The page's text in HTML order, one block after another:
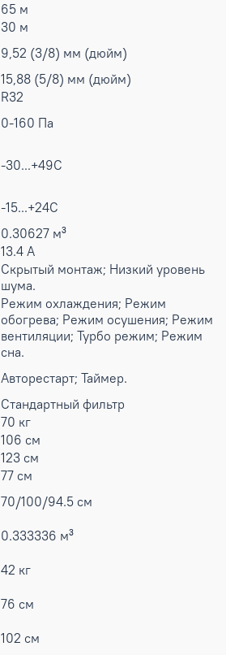
65 м
30 м
9,52 (3/8) мм (дюйм)
15,88 (5/8) мм (дюйм)
R32
0-160 Па
-30...+49C
-15...+24C
0.30627 м³
13.4 А
Скрытый монтаж; Низкий уровень
шума.
Режим охлаждения; Режим
обогрева; Режим осушения; Режим
вентиляции; Турбо режим; Режим
сна.
Авторестарт; Таймер.
Стандартный фильтр
70 кг
106 см
123 см
77 см
70/100/94.5 см
0.333336 м³
42 кг
76 см
102 см